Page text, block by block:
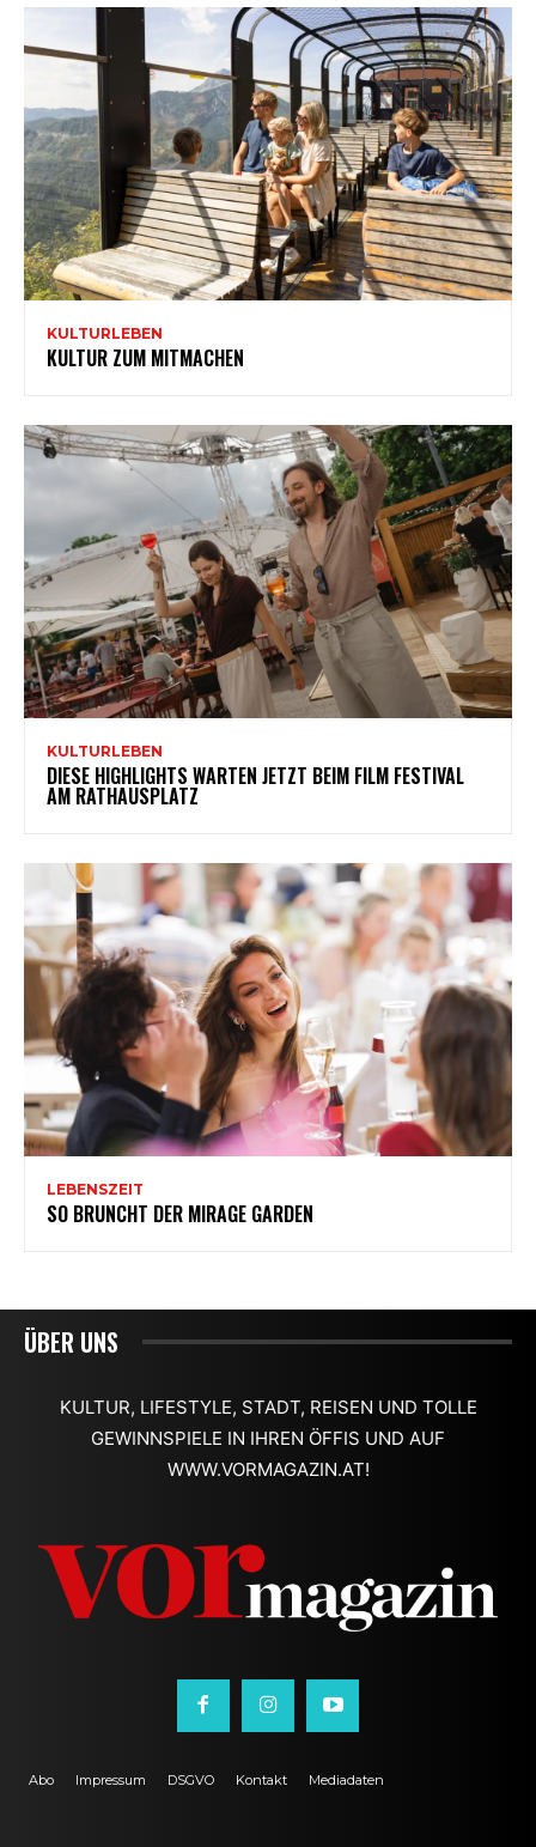
ÜBER UNS
KULTUR, LIFESTYLE, STADT, REISEN UND TOLLE
GEWINNSPIELE IN IHREN ÖFFIS UND AUF
WWW.VORMAGAZIN.AT!
Abo Impressum DSGVO Kontakt Mediadaten